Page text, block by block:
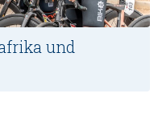
und